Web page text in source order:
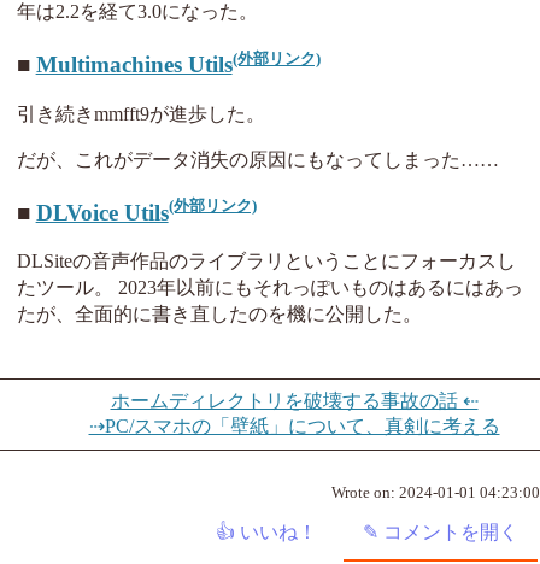
年は2.2を経て3.0になった。
Multimachines Utils
引き続きmmfft9が進歩した。
だが、これがデータ消失の原因にもなってしまった……
DLVoice Utils
DLSiteの音声作品のライブラリということにフォーカスし
たツール。 2023年以前にもそれっぽいものはあるにはあっ
たが、全面的に書き直したのを機に公開した。
ホームディレクトリを破壊する事故の話 ⇠
⇢PC/スマホの「壁紙」について、真剣に考える
Wrote on: 2024-01-01 04:23:00